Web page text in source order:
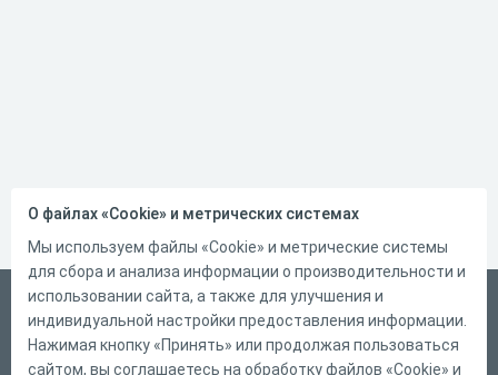
Русский
Справка
О файлах «Cookie» и метрических системах
Мы используем файлы «Cookie» и метрические системы
для сбора и анализа информации о производительности и
использовании сайта, а также для улучшения и
индивидуальной настройки предоставления информации.
Нажимая кнопку «Принять» или продолжая пользоваться
сайтом, вы соглашаетесь на обработку файлов «Cookie» и